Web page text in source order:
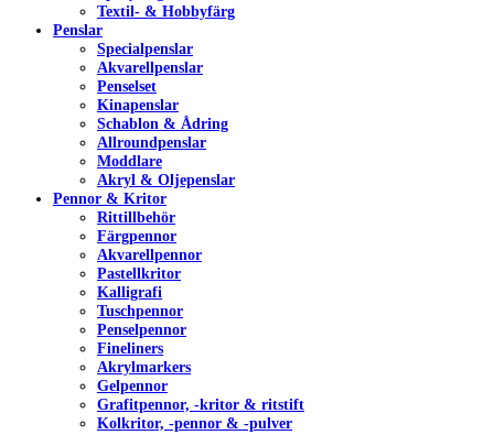
Textil- & Hobbyfärg
Penslar
Specialpenslar
Akvarellpenslar
Penselset
Kinapenslar
Schablon & Ådring
Allroundpenslar
Moddlare
Akryl & Oljepenslar
Pennor & Kritor
Rittillbehör
Färgpennor
Akvarellpennor
Pastellkritor
Kalligrafi
Tuschpennor
Penselpennor
Fineliners
Akrylmarkers
Gelpennor
Grafitpennor, -kritor & ritstift
Kolkritor, -pennor & -pulver